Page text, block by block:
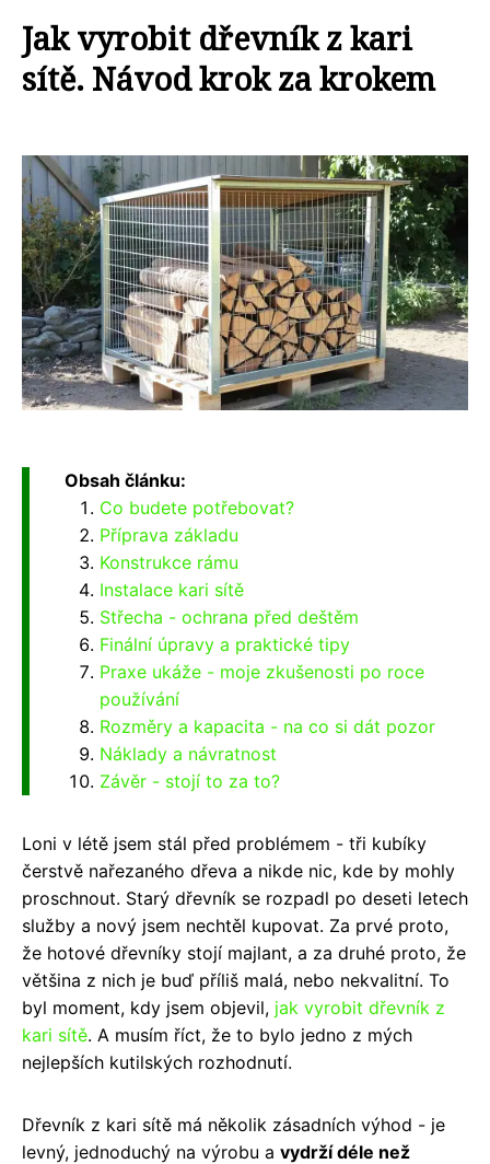
Jak vyrobit dřevník z kari
sítě. Návod krok za krokem
Obsah článku:
Co budete potřebovat?
Příprava základu
Konstrukce rámu
Instalace kari sítě
Střecha - ochrana před deštěm
Finální úpravy a praktické tipy
Praxe ukáže - moje zkušenosti po roce
používání
Rozměry a kapacita - na co si dát pozor
Náklady a návratnost
Závěr - stojí to za to?
Loni v létě jsem stál před problémem - tři kubíky
čerstvě nařezaného dřeva a nikde nic, kde by mohly
proschnout. Starý dřevník se rozpadl po deseti letech
služby a nový jsem nechtěl kupovat. Za prvé proto,
že hotové dřevníky stojí majlant, a za druhé proto, že
většina z nich je buď příliš malá, nebo nekvalitní. To
byl moment, kdy jsem objevil, jak vyrobit dřevník z
kari sítě. A musím říct, že to bylo jedno z mých
nejlepších kutilských rozhodnutí.
Dřevník z kari sítě má několik zásadních výhod - je
levný, jednoduchý na výrobu a vydrží déle než